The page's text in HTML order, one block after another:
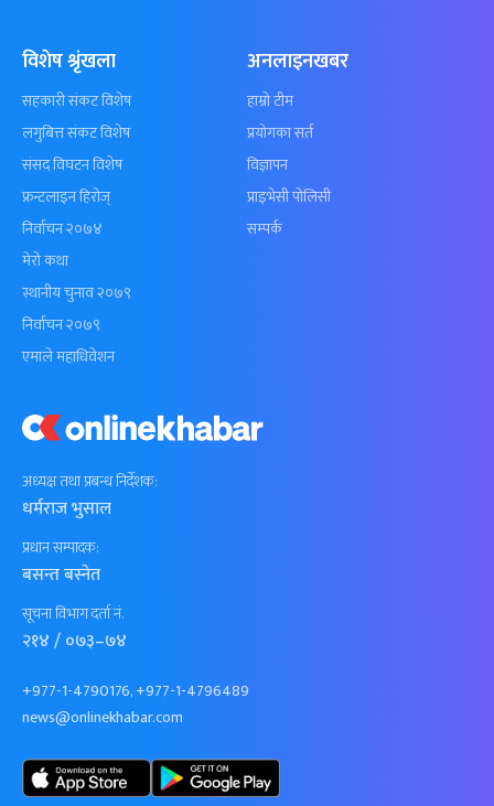
अध्यक्ष तथा प्रबन्ध निर्देशक:
धर्मराज भुसाल
प्रधान सम्पादक:
बसन्त बस्नेत
सूचना विभाग दर्ता नं.
२१४ / ०७३–७४
+977-1-4790176, +977-1-4796489
news@onlinekhabar.com
विशेष श्रृंखला
सहकारी संकट विशेष
लगुबित्त संकट विशेष
संसद विघटन विशेष
फ्रन्टलाइन हिरोज्
निर्वाचन २०७४
मेरो कथा
स्थानीय चुनाव २०७९
निर्वाचन २०७९
एमाले महाधिवेशन
अनलाइनखबर
हाम्रो टीम
प्रयोगका सर्त
विज्ञापन
प्राइभेसी पोलिसी
सम्पर्क